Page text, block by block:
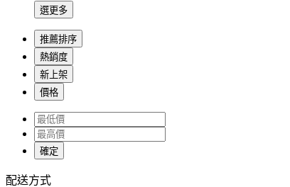
選更多
推薦排序
熱銷度
新上架
價格
確定
配送方式